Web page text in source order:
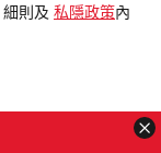
細則及 私隱政策 內